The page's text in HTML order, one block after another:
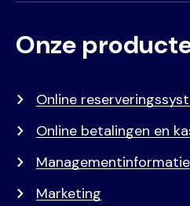
Voet
Primair
Onze
Online
Online betalingen en
Managementinformatie
Marketing